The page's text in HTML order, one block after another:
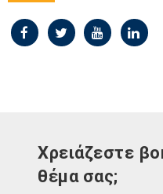
Χρειάζεστε
θέμα σας;